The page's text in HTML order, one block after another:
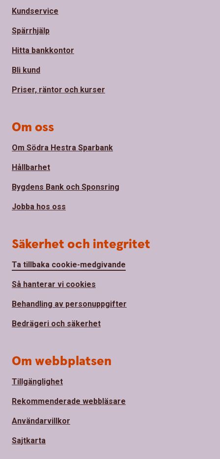
Kundservice
Spärrhjälp
Hitta bankkontor
Bli kund
Priser, räntor och kurser
Om oss
Om Södra Hestra Sparbank
Hållbarhet
Bygdens Bank och Sponsring
Jobba hos oss
Säkerhet och integritet
Ta tillbaka cookie-medgivande
Så hanterar vi cookies
Behandling av personuppgifter
Bedrägeri och säkerhet
Om webbplatsen
Tillgänglighet
Rekommenderade webbläsare
Användarvillkor
Sajtkarta